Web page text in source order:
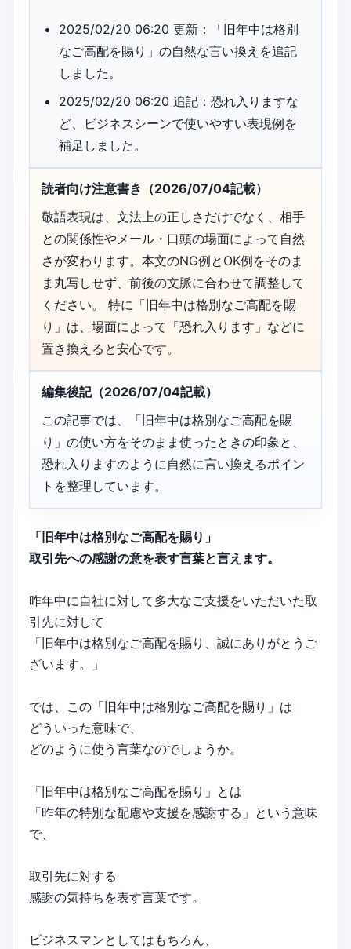
2025/02/20 06:20 更新：「旧年中は格別
なご高配を賜り」の自然な言い換えを追記
しました。
2025/02/20 06:20 追記：恐れ入りますな
ど、ビジネスシーンで使いやすい表現例を
補足しました。
読者向け注意書き（2026/07/04記載）
敬語表現は、文法上の正しさだけでなく、相手
との関係性やメール・口頭の場面によって自然
さが変わります。本文のNG例とOK例をそのま
ま丸写しせず、前後の文脈に合わせて調整して
ください。 特に「旧年中は格別なご高配を賜
り」は、場面によって「恐れ入ります」などに
置き換えると安心です。
編集後記（2026/07/04記載）
この記事では、「旧年中は格別なご高配を賜
り」の使い方をそのまま使ったときの印象と、
恐れ入りますのように自然に言い換えるポイン
トを整理しています。
「旧年中は格別なご高配を賜り」
取引先への感謝の意を表す言葉と言えます。
昨年中に自社に対して多大なご支援をいただいた取
引先に対して
「旧年中は格別なご高配を賜り、誠にありがとうご
ざいます。」
では、この「旧年中は格別なご高配を賜り」は
どういった意味で、
どのように使う言葉なのでしょうか。
「旧年中は格別なご高配を賜り」とは
「昨年の特別な配慮や支援を感謝する」という意味
で、
取引先に対する
感謝の気持ちを表す言葉です。
ビジネスマンとしてはもちろん、